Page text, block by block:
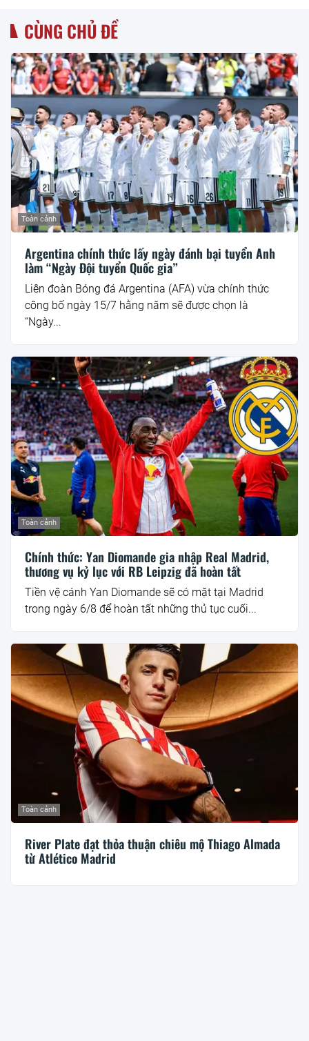
CÙNG CHỦ ĐỀ
Toàn cảnh
Argentina chính thức lấy ngày đánh bại tuyển Anh
làm “Ngày Đội tuyển Quốc gia”
Liên đoàn Bóng đá Argentina (AFA) vừa chính thức
công bố ngày 15/7 hằng năm sẽ được chọn là
“Ngày...
Toàn cảnh
Chính thức: Yan Diomande gia nhập Real Madrid,
thương vụ kỷ lục với RB Leipzig đã hoàn tất
Tiền vệ cánh Yan Diomande sẽ có mặt tại Madrid
trong ngày 6/8 để hoàn tất những thủ tục cuối...
Toàn cảnh
River Plate đạt thỏa thuận chiêu mộ Thiago Almada
từ Atlético Madrid